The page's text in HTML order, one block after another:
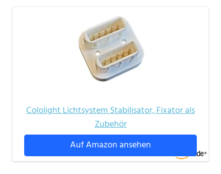
Cololight Lichtsystem Stabilisator, Fixator als
Zubehör
Auf Amazon ansehen